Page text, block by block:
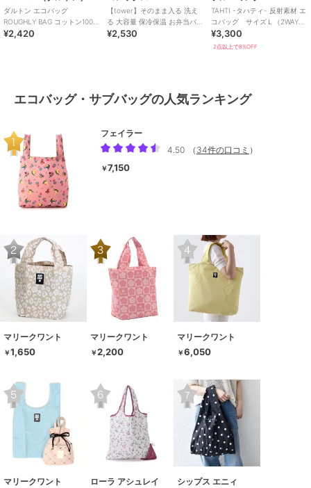
ダルトン エコバッグ
ROUGHLY BAG コットン100％
洗濯
¥2,420
【tower】そのまま入る 洗え
る 大容量 保冷保温 お弁当バッ
グ
¥2,530
TAHTI -タハティ- 反射素材 エ
コバッグ サイズＬ（2WAY・
軽量・抗菌防臭・洗濯可能）
¥3,300
2点以上で8%OFF
エコバッグ・サブバッグの人気ランキング
フェイラー
4.50
（ 34件の口コミ ）
￥7,150
マリークワント
￥1,650
マリークワント
￥2,200
マリークワント
￥6,050
マリークワント ローラ アシュレイ シップス エニィ